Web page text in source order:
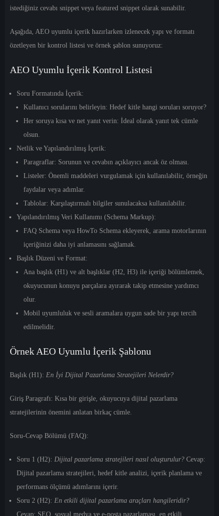
istediğiniz cevabı snippet veya featured snippet olarak sunabilir.
Aşağıda, AEO uyumlu içerik hazırlarken izlenecek yapı ve formatı
özetleyen bir kontrol listesi ve örnek şablon sunuyoruz:
AEO Uyumlu İçerik Kontrol Listesi
Soru Formatında İçerik:
Kullanıcı sorularını belirleyin: Hedef kitle hangi soruları soruyor?
Her soruya kısa ve net yanıt verin: İdeal olarak yanıt tek cümle
olsun.
Netlik ve Yapılandırılmış İçerik:
Paragraflar: Sorunun ve cevabın açıklayıcı ancak öz olması.
Listeler: Önemli maddeleri vurgulamak için kullanılabilir, örneğin
faydalar veya adımlar.
Tablolar: Karşılaştırmalı bilgiler sunulacaksa kullanılabilir.
Yapılandırılmış Veri Kullanımı (Schema Markup):
FAQ Schema veya HowTo Schema ekleyerek, arama motorlarının
içeriğinizi daha iyi anlamasını sağlamak.
Başlık Düzeni ve Format:
Ana başlık (H1) ve alt başlıklar (H2, H3) ile içeriği bölümlemek,
okuyucunun konuyu parçalara ayırarak takip etmesine yardımcı
olur.
Mobil uyumluluk ve sesli aramalara uygun sade bir yapı tercih
edilmelidir.
Örnek AEO Uyumlu İçerik Şablonu
Başlık (H1): En İyi Dijital Pazarlama Stratejileri Nelerdir?
Giriş Paragrafı: Kısa bir girişle, okuyucuya dijital pazarlama
stratejilerinin önemini anlatan birkaç cümle.
Soru-Cevap Bölümü (FAQ):
Soru 1 (H2): Dijital pazarlama stratejileri nasıl oluşturulur? Cevap:
Dijital pazarlama stratejileri, hedef kitle analizi, içerik planlama ve
performans ölçümü adımlarını içerir.
Soru 2 (H2): En etkili dijital pazarlama araçları hangileridir?
Cevap: SEO, sosyal medya ve e-posta pazarlaması, en etkili